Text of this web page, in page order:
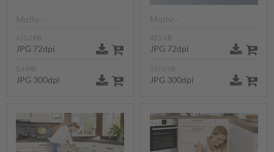
Motiv: -
615,2 KB
JPG 72dpi
5,4 MB
JPG 300dpi
Motiv: -
82,5 KB
JPG 72dpi
517,0 KB
JPG 300dpi